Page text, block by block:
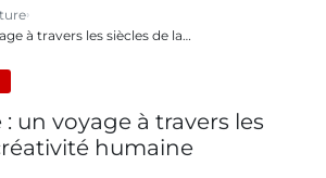
à travers les siècles de la…
un voyage à travers les
humaine